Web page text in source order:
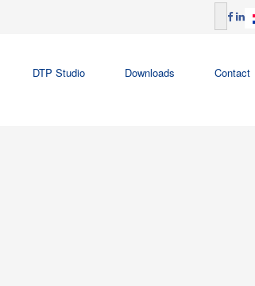
DTP Studio Downloads Contact